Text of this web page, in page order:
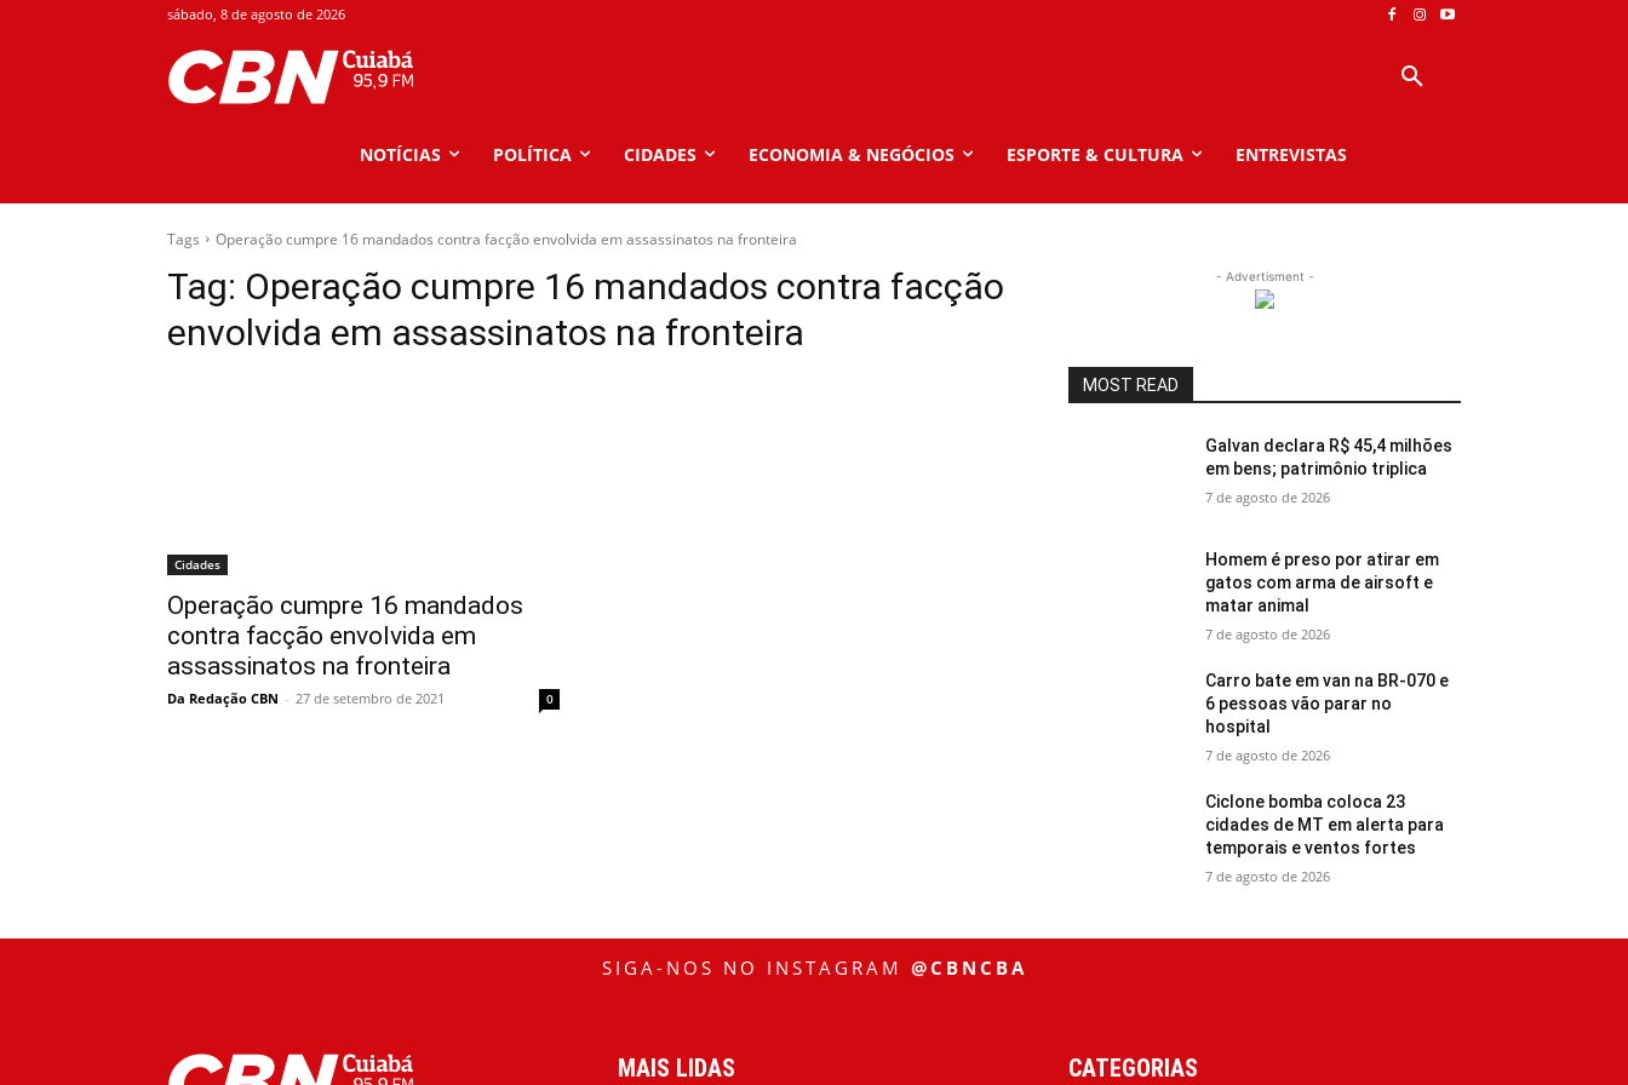
sábado, 8 de agosto de 2026
NOTÍCIAS POLÍTICA CIDADES ECONOMIA & NEGÓCIOS ESPORTE & CULTURA ENTREVISTAS
Tags Operação cumpre 16 mandados contra facção envolvida em assassinatos na fronteira
Tag: Operação cumpre 16 mandados contra facção
envolvida em assassinatos na fronteira
Cidades
Operação cumpre 16 mandados
contra facção envolvida em
assassinatos na fronteira
Da Redação CBN - 27 de setembro de 2021 0
- Advertisment -
MOST READ
Galvan declara R$ 45,4 milhões
em bens; patrimônio triplica
7 de agosto de 2026
Homem é preso por atirar em
gatos com arma de airsoft e
matar animal
7 de agosto de 2026
Carro bate em van na BR-070 e
6 pessoas vão parar no
hospital
7 de agosto de 2026
Ciclone bomba coloca 23
cidades de MT em alerta para
temporais e ventos fortes
7 de agosto de 2026
SIGA-NOS NO INSTAGRAM @CBNCBA
MAIS LIDAS CATEGORIAS